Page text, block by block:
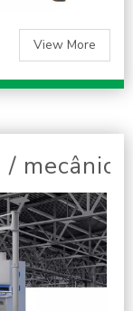
View More